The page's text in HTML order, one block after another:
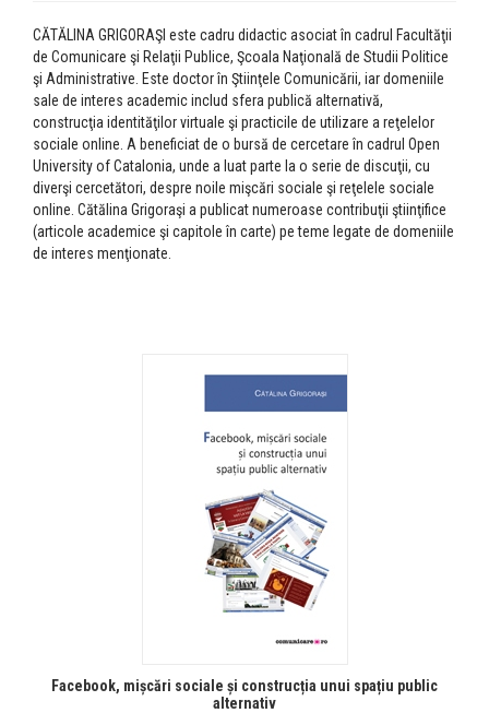
CĂTĂLINA GRIGORAŞI este cadru didactic asociat în cadrul Facultăţii
de Comunicare şi Relaţii Publice, Şcoala Naţională de Studii Politice
şi Administrative. Este doctor în Ştiinţele Comunicării, iar domeniile
sale de interes academic includ sfera publică alternativă,
construcţia identităţilor virtuale şi practicile de utilizare a reţelelor
sociale online. A beneficiat de o bursă de cercetare în cadrul Open
University of Catalonia, unde a luat parte la o serie de discuţii, cu
diverşi cercetători, despre noile mişcări sociale şi reţelele sociale
online. Cătălina Grigoraşi a publicat numeroase contribuţii ştiinţifice
(articole academice şi capitole în carte) pe teme legate de domeniile
de interes menţionate.
Facebook, mișcări sociale și construcția unui spațiu public
alternativ